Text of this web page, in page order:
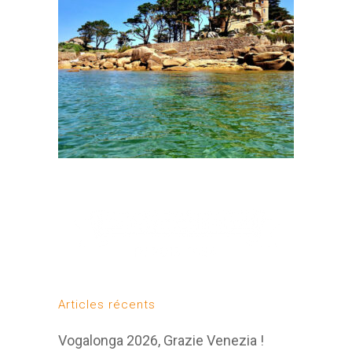
Articles récents
Vogalonga 2026, Grazie Venezia !